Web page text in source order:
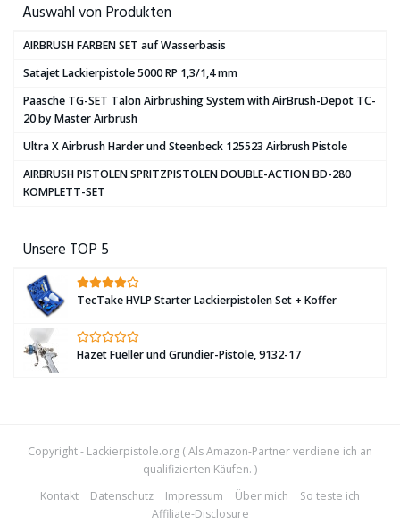
Auswahl von Produkten
AIRBRUSH FARBEN SET auf Wasserbasis
Satajet Lackierpistole 5000 RP 1,3/1,4 mm
Paasche TG-SET Talon Airbrushing System with AirBrush-Depot TC-
20 by Master Airbrush
Ultra X Airbrush Harder und Steenbeck 125523 Airbrush Pistole
AIRBRUSH PISTOLEN SPRITZPISTOLEN DOUBLE-ACTION BD-280
KOMPLETT-SET
Unsere TOP 5
TecTake HVLP Starter Lackierpistolen Set + Koffer
Hazet Fueller und Grundier-Pistole, 9132-17
Copyright - Lackierpistole.org ( Als Amazon-Partner verdiene ich an
qualifizierten Käufen. )
Kontakt
Datenschutz Impressum Über mich
So teste ich
Affiliate-Disclosure